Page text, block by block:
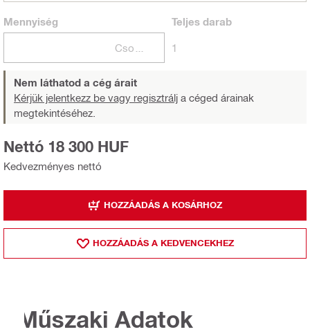
Mennyiség Teljesdarab
1
Nem láthatod a cég árait
Kérjük jelentkezz be vagy regisztrálj a céged árainak
megtekintéséhez.
Kedvezményes nettó
Nettó 18 300 HUF
HOZZÁADÁS A KOSÁRHOZ
HOZZÁADÁS A KEDVENCEKHEZ
Műszaki Adatok